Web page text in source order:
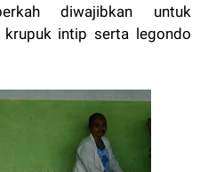
diwajibkan untuk
intip serta legondo